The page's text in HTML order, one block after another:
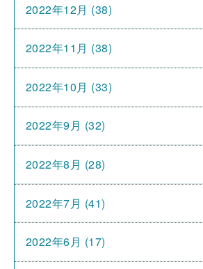
2022年12月 (38)
2022年11月 (38)
2022年10月 (33)
2022年9月 (32)
2022年8月 (28)
2022年7月 (41)
2022年6月 (17)